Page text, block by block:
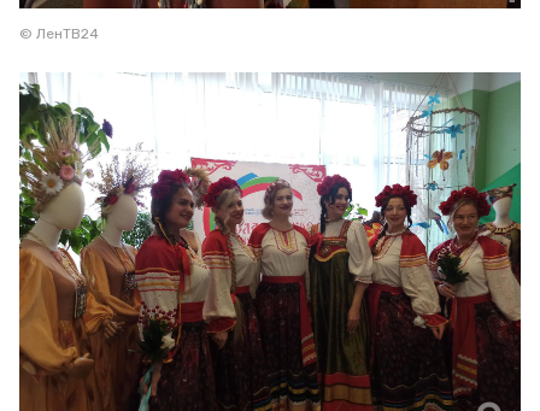
© ЛенТВ24